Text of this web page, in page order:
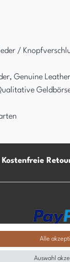
/
Genuine
Kostenfreie
Alle
Auswahl